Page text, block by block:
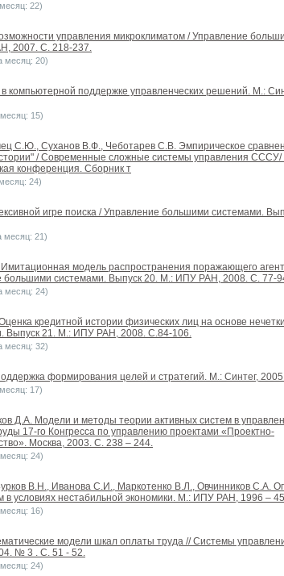
22)
управления микроклиматом / Управление
2007. С. 218-237.
месяц: 20)
компьютерной поддержке управленческих решений. М.:
15)
С.Ю., Суханов В.Ф., Чеботарев С.В. Эмпирическое
/ Современные сложные системы управления СССУ/
конференция. Сборник т
24)
игре поиска / Управление большими системами.
месяц: 21)
модель распространения поражающего
большими системами. Выпуск 20. М.: ИПУ РАН, 2008. С. 77-
месяц: 24)
кредитной истории физических лиц на основе
Выпуск 21. М.: ИПУ РАН, 2008. С.84-106.
месяц: 32)
формирования целей и стратегий. М.: Синтег,
17)
Д.А. Модели и методы теории активных систем в
17-го Конгресса по управлению проектами «Проектно-
Москва, 2003. С. 238 – 244.
24)
В.Н., Иванова С.И., Маркотенко В.Л., Овчинников С.А.
в условиях нестабильной экономики. М.: ИПУ РАН, 1996 –
16)
модели шкал оплаты труда // Системы
№ 3 . С. 51 - 52.
24)